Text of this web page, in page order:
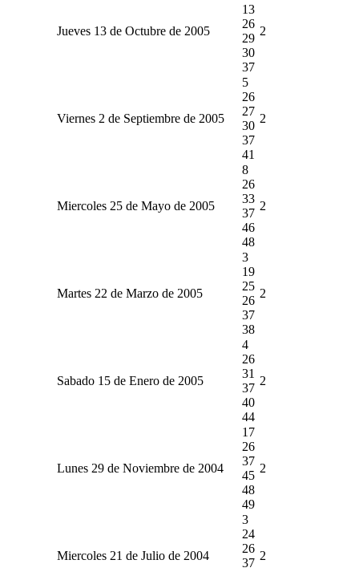
Jueves 13 de Octubre de 2005
13
26
29
30
37
2
Viernes 2 de Septiembre de 2005
5
26
27
30
37
41
2
Miercoles 25 de Mayo de 2005
8
26
33
37
46
48
2
Martes 22 de Marzo de 2005
3
19
25
26
37
38
2
Sabado 15 de Enero de 2005
4
26
31
37
40
44
2
Lunes 29 de Noviembre de 2004
17
26
37
45
48
49
2
Miercoles 21 de Julio de 2004
3
24
26
37
2